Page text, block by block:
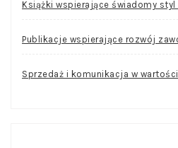
Książki wspierające świadomy styl
Publikacje wspierające rozwój
Sprzedaż i komunikacja w